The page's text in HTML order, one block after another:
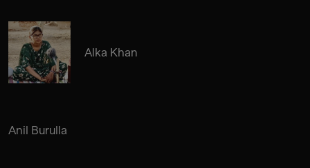
Alka Khan
Anil Burulla